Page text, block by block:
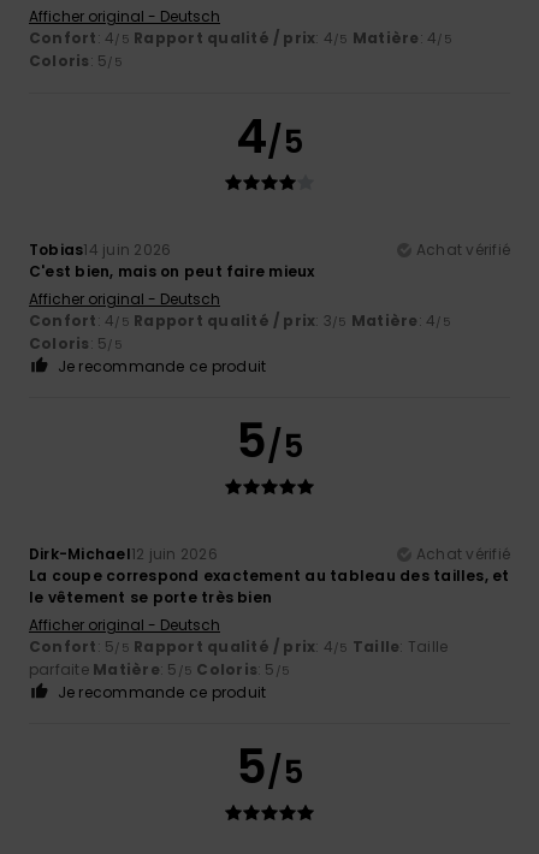
Afficher original - Deutsch
Confort: 4/5 Rapport qualité / prix: 4/5 Matière: 4/5
Coloris: 5/5
4/5
Tobias14 juin 2026
Achat vérifié
C'est bien, mais on peut faire mieux
Afficher original - Deutsch
Confort: 4/5 Rapport qualité / prix: 3/5 Matière: 4/5
Coloris: 5/5
Je recommande ce produit
5/5
Dirk-Michael12 juin 2026
Achat vérifié
La coupe correspond exactement au tableau des tailles, et
le vêtement se porte très bien
Afficher original - Deutsch
Confort: 5/5 Rapport qualité / prix: 4/5 Taille: Taille
parfaite Matière: 5 /5 Coloris: 5 /5
Je recommande ce produit
5/5